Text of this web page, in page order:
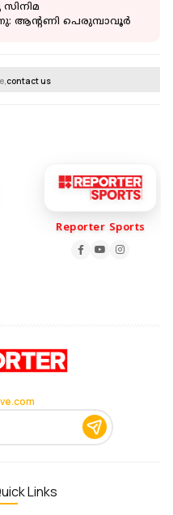
സിനിമ
ആന്റണി പെരുമ്പാവൂർ
contact us
Reporter Sports
Links